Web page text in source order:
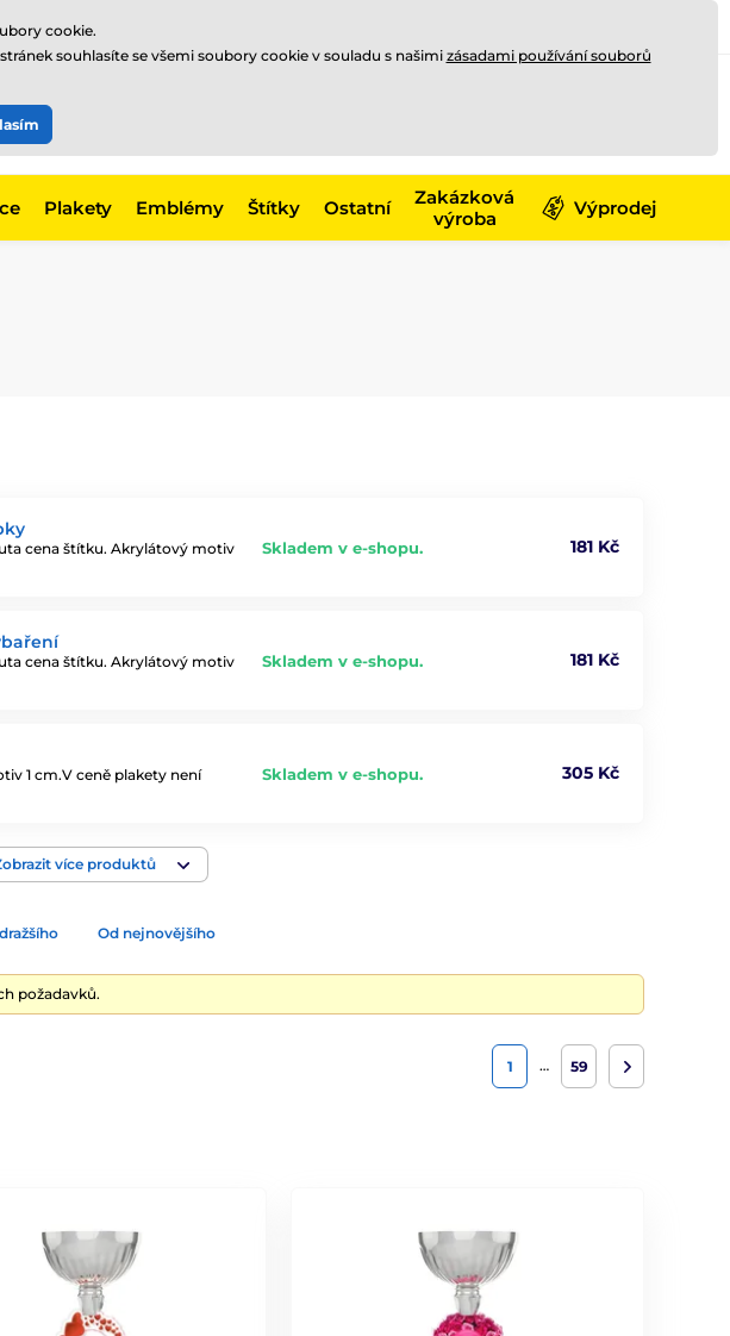
400 255
nám
Plakety Emblémy Štítky Ostatní
Zakázková
výroba
Výprodej
cena štítku. Akrylátový motiv
Skladem v e-shopu. 181 Kč
cena štítku. Akrylátový motiv
Skladem v e-shopu. 181 Kč
1 cm.V ceně plakety není
Skladem v e-shopu. 305 Kč
více produktů
Od nejnovějšího
požadavků.
1 … 59
cookie.
souhlasíte se všemi soubory cookie v souladu s našimi zásadami používání souborů